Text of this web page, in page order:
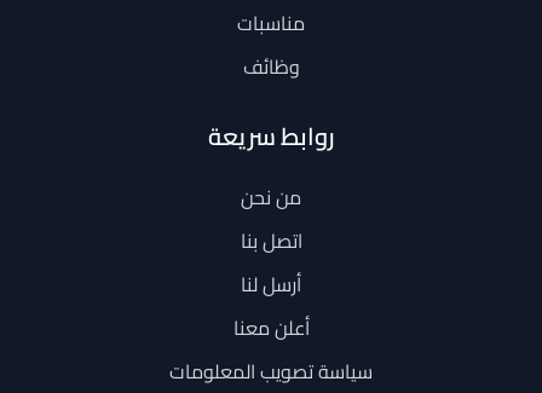
مناسبات
وظائف
روابط سريعة
من نحن
اتصل بنا
أرسل لنا
أعلن معنا
سياسة تصويب المعلومات